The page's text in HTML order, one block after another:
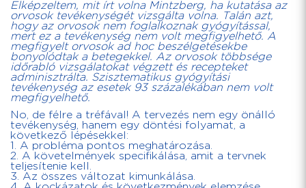
Elképzeltem, mit írt volna Mintzberg, ha kutatása az
orvosok tevékenységét vizsgálta volna. Talán azt,
hogy az orvosok nem foglalkoznak gyógyítással,
mert ez a tevékenység nem volt megfigyelhető. A
megfigyelt orvosok ad hoc beszélgetésekbe
bonyolódtak a betegekkel. Az orvosok többsége
időrabló vizsgálatokat végzett és recepteket
adminisztrálta. Szisztematikus gyógyítási
tevékenység az esetek 93 százalékában nem volt
megfigyelhető.
No, de félre a tréfával! A tervezés nem egy önálló
tevékenység, hanem egy döntési folyamat, a
következő lépésekkel:
1. A probléma pontos meghatározása.
2. A követelmények specifikálása, amit a tervnek
teljesítenie kell.
3. Az összes változat kimunkálása.